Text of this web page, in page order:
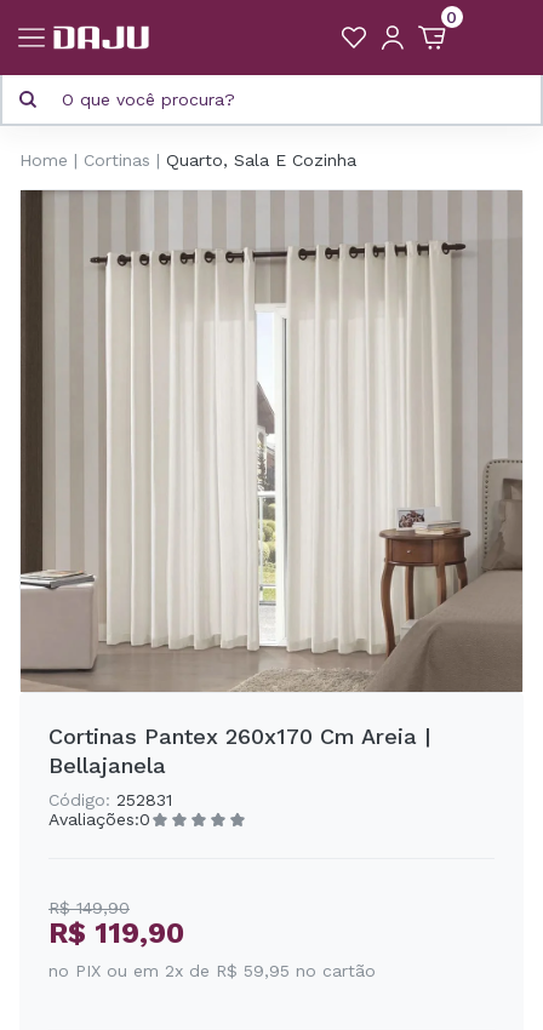
0
Home Cortinas Quarto, Sala E Cozinha
Cortinas Pantex 260x170 Cm Areia |
Bellajanela
Código: 252831
Avaliações:0
R$ 149,90
R$ 119,90
no PIX ou em 2x de R$ 59,95 no cartão